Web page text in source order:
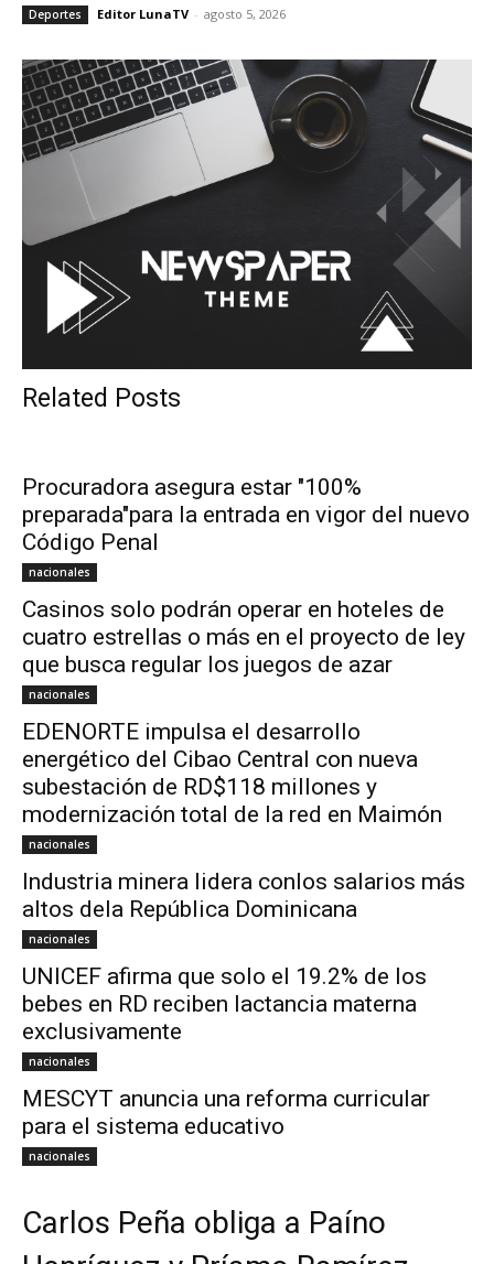
Deportes Editor LunaTV - agosto 5, 2026
Related Posts
Procuradora asegura estar "100%
preparada"para la entrada en vigor del nuevo
Código Penal
nacionales
Casinos solo podrán operar en hoteles de
cuatro estrellas o más en el proyecto de ley
que busca regular los juegos de azar
nacionales
EDENORTE impulsa el desarrollo
energético del Cibao Central con nueva
subestación de RD$118 millones y
modernización total de la red en Maimón
nacionales
Industria minera lidera conlos salarios más
altos dela República Dominicana
nacionales
UNICEF afirma que solo el 19.2% de los
bebes en RD reciben lactancia materna
exclusivamente
nacionales
MESCYT anuncia una reforma curricular
para el sistema educativo
nacionales
Carlos Peña obliga a Paíno